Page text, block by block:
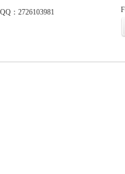
QQ：2726103981